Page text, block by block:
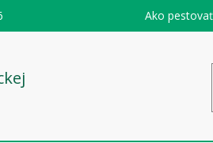
Ako pestovať